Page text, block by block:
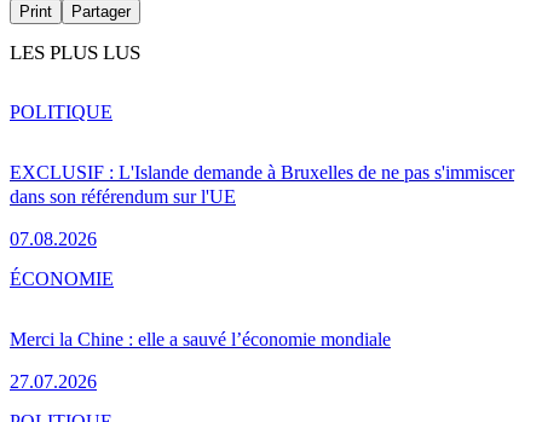
Print Partager
LES PLUS LUS
EXCLUSIF : L'Islande demande à Bruxelles de ne pas s'immiscer
dans son référendum sur l'UE
07.08.2026
POLITIQUE
Merci la Chine : elle a sauvé l’économie mondiale
27.07.2026
ÉCONOMIE